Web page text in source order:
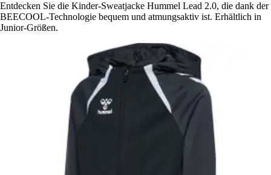
Entdecken Sie die Kinder-Sweatjacke Hummel Lead 2.0, die dank der
BEECOOL-Technologie bequem und atmungsaktiv ist. Erhältlich in
Junior-Größen.